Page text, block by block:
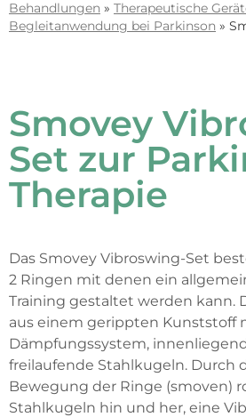
Behandlungen » Therapeutische
Begleitanwendung bei Parkinson​ »
Smovey
Set zur
Therapie
Das Smovey Vibroswing-Set
2 Ringen mit denen ein
Training gestaltet werden kann.
aus einem gerippten Kunststoff
Dämpfungssystem,
freilaufende Stahlkugeln. Durch
Bewegung der Ringe (smoven)
Stahlkugeln hin und her, eine